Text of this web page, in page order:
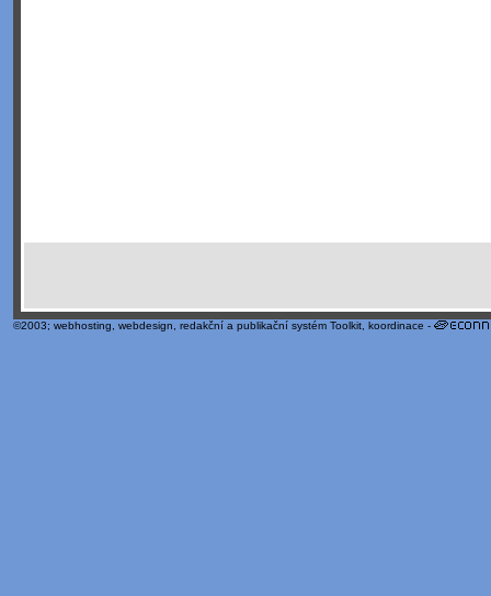
©2003; webhosting webdesign redakční a publikační systém Toolkit , koordinace -